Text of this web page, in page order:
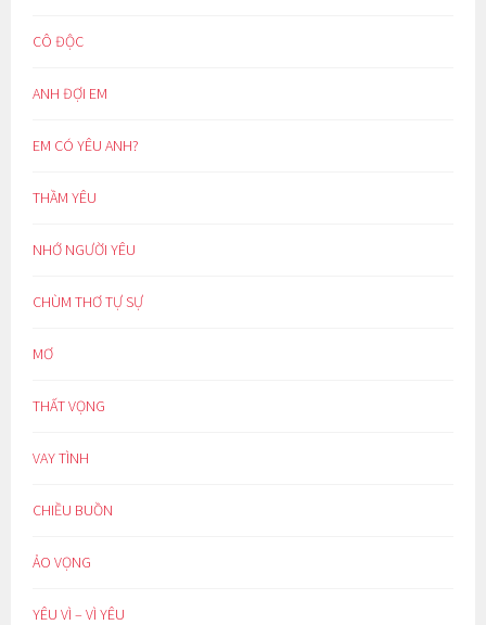
CÔ ĐỘC
ANH ĐỢI EM
EM CÓ YÊU ANH?
THẦM YÊU
NHỚ NGƯỜI YÊU
CHÙM THƠ TỰ SỰ
MƠ
THẤT VỌNG
VAY TÌNH
CHIỀU BUỒN
ẢO VỌNG
YÊU VÌ – VÌ YÊU